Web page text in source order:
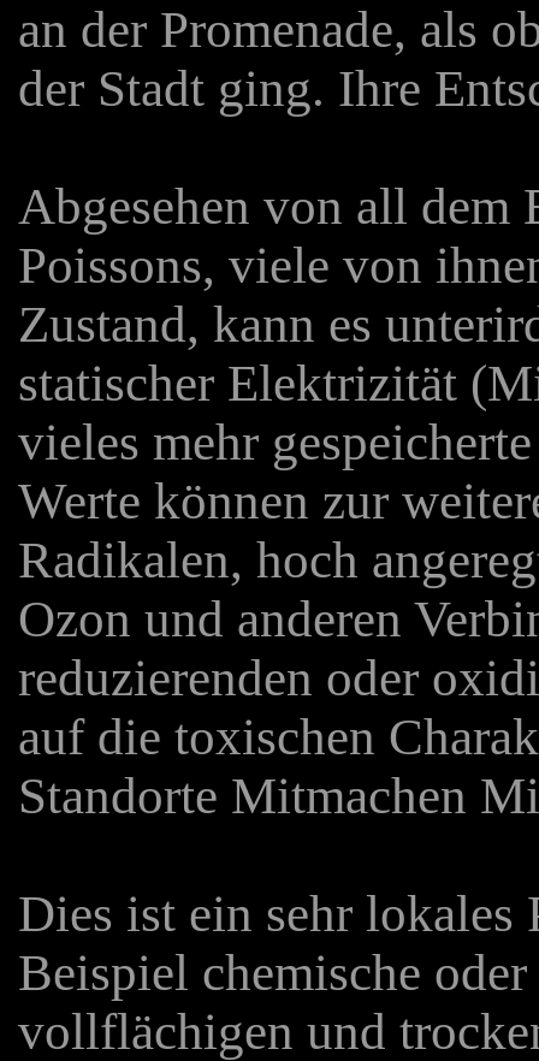
an der Promenade, als
der Stadt ging. Ihre
Abgesehen von all dem
Poissons, viele von
Zustand, kann es
statischer Elektrizität
vieles mehr
Werte können zur
Radikalen, hoch
Ozon und anderen
reduzierenden oder
auf die toxischen
Standorte Mitmachen
Dies ist ein sehr lokales
Beispiel chemische
vollflächigen und